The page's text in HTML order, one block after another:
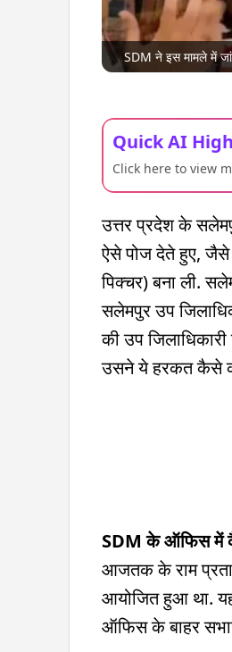
SDM ने इस मामले में
Quick AI
Click here to view
उत्तर प्रदेश के
ऐसे पोज देते हुए, जैसे
पिक्चर) बना ली.
सलेमपुर उप
की उप
उसने ये हरकत कैसे
SDM के ऑफिस में
आजतक के राम
आयोजित हुआ था.
ऑफिस के बाहर